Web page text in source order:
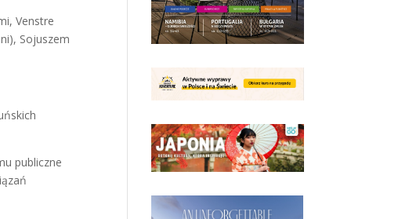
Venstre
Sojuszem
publiczne